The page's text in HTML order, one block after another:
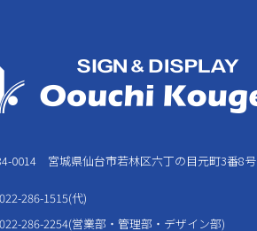
0014 宮城県仙台市若林区六丁の目元町3番8号
286-1515(代)
286-2254(営業部・管理部・デザイン部)